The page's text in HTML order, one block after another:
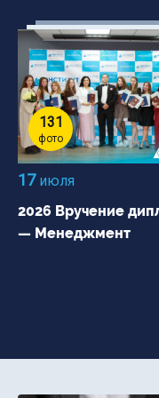
131
фото
17июля
2026 Вручение
— Менеджмент